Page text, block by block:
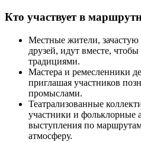
Кто участвует в
Местные жители,
друзей, идут вместе,
традициями.
Мастера и ремесленники
приглашая участников
промыслами.
Театрализованные
участники и фольклорные
выступления по
атмосферу.